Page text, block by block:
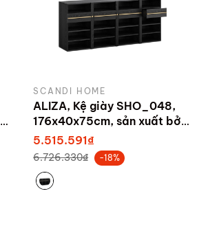
SCANDI HOME
ALIZA, Kệ giày SHO_048,
176x40x75cm, sản xuất bởi
Scandi Home
5.515.591₫
6.726.330₫ -18%